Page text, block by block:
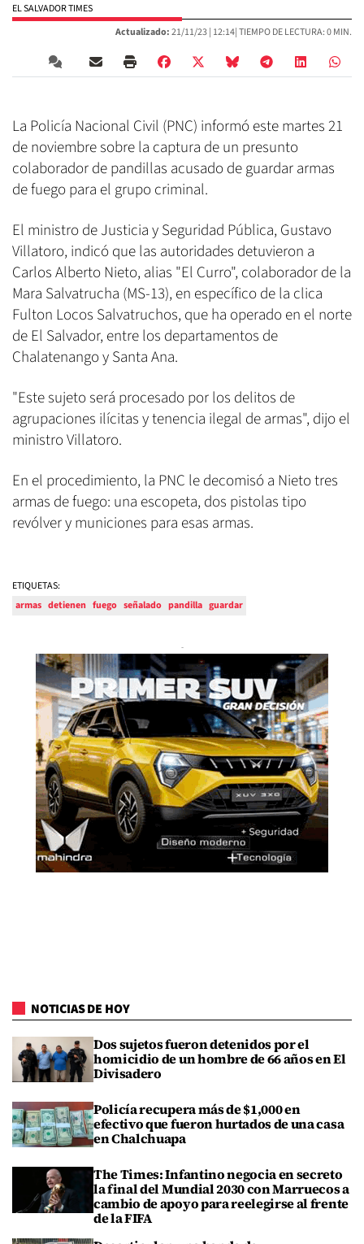
EL SALVADOR TIMES
Actualizado:21/11/23 | 12:14| TIEMPO DE LECTURA: 0 MIN.
La Policía Nacional Civil (PNC) informó este martes 21
de noviembre sobre la captura de un presunto
colaborador de pandillas acusado de guardar armas
de fuego para el grupo criminal.
El ministro de Justicia y Seguridad Pública, Gustavo
Villatoro, indicó que las autoridades detuvieron a
Carlos Alberto Nieto, alias "El Curro", colaborador de la
Mara Salvatrucha (MS-13), en específico de la clica
Fulton Locos Salvatruchos, que ha operado en el norte
de El Salvador, entre los departamentos de
Chalatenango y Santa Ana.
"Este sujeto será procesado por los delitos de
agrupaciones ilícitas y tenencia ilegal de armas", dijo el
ministro Villatoro.
En el procedimiento, la PNC le decomisó a Nieto tres
armas de fuego: una escopeta, dos pistolas tipo
revólver y municiones para esas armas.
ETIQUETAS:
armas detienen fuego señalado pandilla guardar
NOTICIAS DE HOY
Dos sujetos fueron detenidos por el
homicidio de un hombre de 66 años en El
Divisadero
Policía recupera más de $1,000 en
efectivo que fueron hurtados de una casa
en Chalchuapa
The Times: Infantino negocia en secreto
la final del Mundial 2030 con Marruecos a
cambio de apoyo para reelegirse al frente
de la FIFA